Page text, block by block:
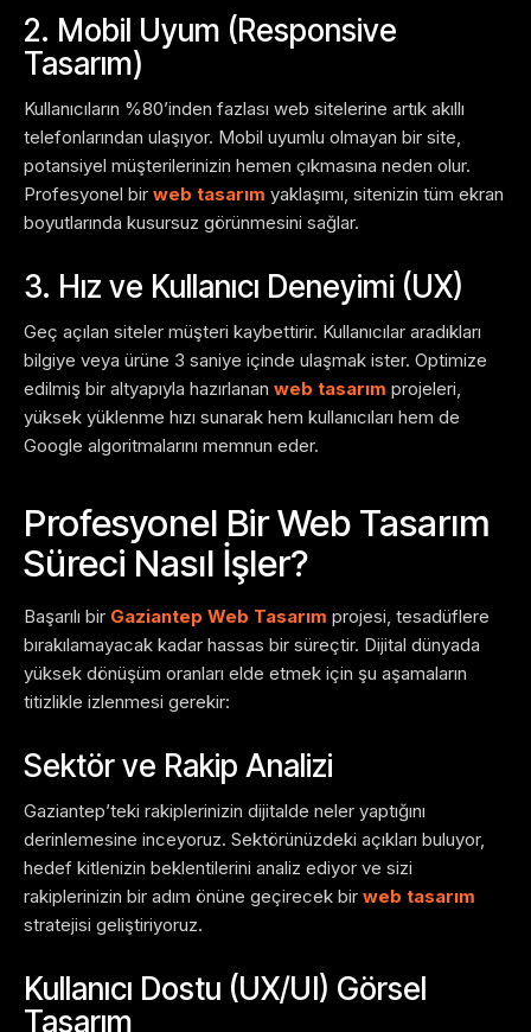
2. Mobil Uyum (Responsive
Tasarım)
Kullanıcıların %80’inden fazlası web sitelerine artık akıllı
telefonlarından ulaşıyor. Mobil uyumlu olmayan bir site,
potansiyel müşterilerinizin hemen çıkmasına neden olur.
Profesyonel bir web tasarım yaklaşımı, sitenizin tüm ekran
boyutlarında kusursuz görünmesini sağlar.
3. Hız ve Kullanıcı Deneyimi (UX)
Geç açılan siteler müşteri kaybettirir. Kullanıcılar aradıkları
bilgiye veya ürüne 3 saniye içinde ulaşmak ister. Optimize
edilmiş bir altyapıyla hazırlanan web tasarım projeleri,
yüksek yüklenme hızı sunarak hem kullanıcıları hem de
Google algoritmalarını memnun eder.
Profesyonel Bir Web Tasarım
Süreci Nasıl İşler?
Başarılı bir Gaziantep Web Tasarım projesi, tesadüflere
bırakılamayacak kadar hassas bir süreçtir. Dijital dünyada
yüksek dönüşüm oranları elde etmek için şu aşamaların
titizlikle izlenmesi gerekir:
Sektör ve Rakip Analizi
Gaziantep’teki rakiplerinizin dijitalde neler yaptığını
derinlemesine inceyoruz. Sektörünüzdeki açıkları buluyor,
hedef kitlenizin beklentilerini analiz ediyor ve sizi
rakiplerinizin bir adım önüne geçirecek bir web tasarım
stratejisi geliştiriyoruz.
Kullanıcı Dostu (UX/UI) Görsel
Tasarım